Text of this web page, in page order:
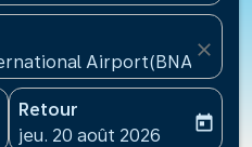
Airport(BNA),
close
aria-label
Retour
fc-booking-return-date-
jeu. 20 août 2026
today